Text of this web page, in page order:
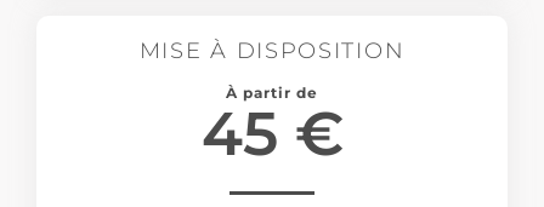
MISE À DISPOSITION
À partir de
45 €